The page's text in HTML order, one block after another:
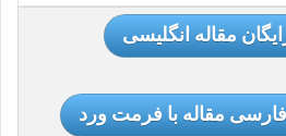
مقاله انگلیسی
مقاله با فرمت ورد